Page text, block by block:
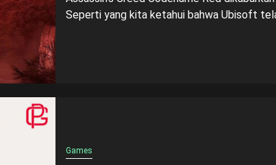
Seperti yang kita ketahui bahwa Ubisoft
Games